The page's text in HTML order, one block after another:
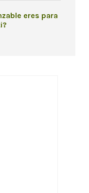
eres para